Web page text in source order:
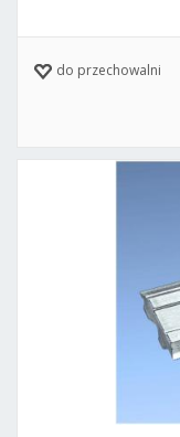
do przechowalni